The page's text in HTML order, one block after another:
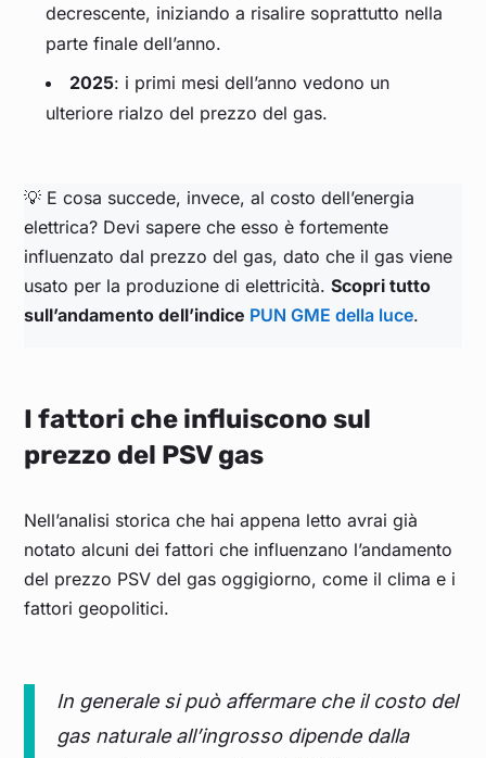
decrescente, iniziando a risalire soprattutto nella
parte finale dell’anno.
2025: i primi mesi dell’anno vedono un
ulteriore rialzo del prezzo del gas.
💡 E cosa succede, invece, al costo dell’energia
elettrica? Devi sapere che esso è fortemente
influenzato dal prezzo del gas, dato che il gas viene
usato per la produzione di elettricità.Scopri tutto
sull’andamento dell’indice PUN GME della luce.
I fattori che influiscono sul
prezzo del PSV gas
Nell’analisi storica che hai appena letto avrai già
notato alcuni dei fattori che influenzano l’andamento
del prezzo PSV del gas oggigiorno, come il clima e i
fattori geopolitici.
In generale si può affermare che il costo del
gas naturale all’ingrosso dipende dalla